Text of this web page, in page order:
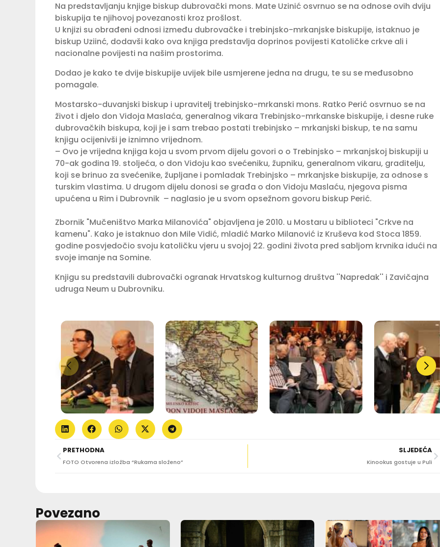
Na predstavljanju knjige biskup dubrovački mons. Mate Uzinić osvrnuo se na odnose ovih dviju
biskupija te njihovoj povezanosti kroz prošlost.
U knjizi su obrađeni odnosi između dubrovačke i trebinjsko-mrkanjske biskupije, istaknuo je
biskup Uziinć, dodavši kako ova knjiga predstavlja doprinos povijesti Katoličke crkve ali i
nacionalne povijesti na našim prostorima.
Dodao je kako te dvije biskupije uvijek bile usmjerene jedna na drugu, te su se međusobno
pomagale.
Mostarsko-duvanjski biskup i upravitelj trebinjsko-mrkanski mons. Ratko Perić osvrnuo se na
život i djelo don Vidoja Maslaća, generalnog vikara Trebinjsko-mrkanske biskupije, i desne ruke
dubrovačkih biskupa, koji je i sam trebao postati trebinjsko – mrkanjski biskup, te na samu
knjigu ocijenivši je iznimno vrijednom.
– Ovo je vrijedna knjiga koja u svom prvom dijelu govori o o Trebinjsko – mrkanjskoj biskupiji u
70-ak godina 19. stoljeća, o don Vidoju kao svećeniku, župniku, generalnom vikaru, graditelju,
koji se brinuo za svećenike, župljane i pomladak Trebinjsko – mrkanjske biskupije, za odnose s
turskim vlastima. U drugom dijelu donosi se građa o don Vidoju Maslaću, njegova pisma
upućena u Rim i Dubrovnik – naglasio je u svom opsežnom govoru biskup Perić.
Zbornik "Mučeništvo Marka Milanovića" objavljena je 2010. u Mostaru u biblioteci "Crkve na
kamenu". Kako je istaknuo don Mile Vidić, mladić Marko Milanović iz Kruševa kod Stoca 1859.
godine posvjedočio svoju katoličku vjeru u svojoj 22. godini života pred sabljom krvnika idući na
svoje imanje na Somine.
Knjigu su predstavili dubrovački ogranak Hrvatskog kulturnog društva ''Napredak'' i Zavičajna
udruga Neum u Dubrovniku.
PRETHODNA
FOTO Otvorena izložba “Rukama složeno”
SLJEDEĆA
Kinookus gostuje u Puli
Povezano